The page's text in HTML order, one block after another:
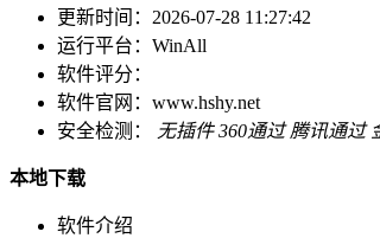
更新时间： 2026-07-28 11:27:42
运行平台： WinAll
软件评分：
软件官网： www.hshy.net
安全检测：
无插件 360通过 腾讯通过
本地下载
软件介绍